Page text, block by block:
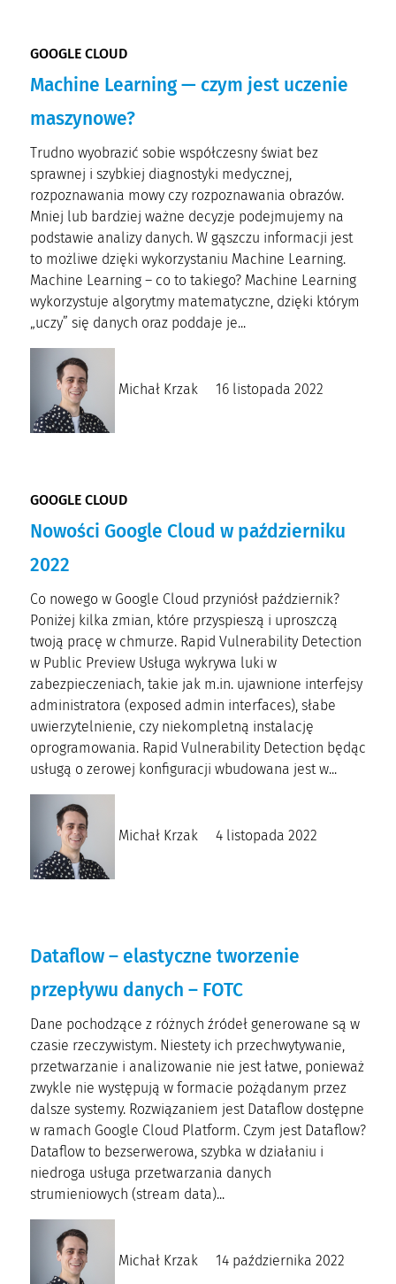
GOOGLE CLOUD
Machine Learning — czym jest uczenie
maszynowe?
Trudno wyobrazić sobie współczesny świat bez
sprawnej i szybkiej diagnostyki medycznej,
rozpoznawania mowy czy rozpoznawania obrazów.
Mniej lub bardziej ważne decyzje podejmujemy na
podstawie analizy danych. W gąszczu informacji jest
to możliwe dzięki wykorzystaniu Machine Learning.
Machine Learning – co to takiego? Machine Learning
wykorzystuje algorytmy matematyczne, dzięki którym
„uczy” się danych oraz poddaje je...
Michał Krzak 16 listopada 2022
GOOGLE CLOUD
Nowości Google Cloud w październiku
2022
Co nowego w Google Cloud przyniósł październik?
Poniżej kilka zmian, które przyspieszą i uproszczą
twoją pracę w chmurze. Rapid Vulnerability Detection
w Public Preview Usługa wykrywa luki w
zabezpieczeniach, takie jak m.in. ujawnione interfejsy
administratora (exposed admin interfaces), słabe
uwierzytelnienie, czy niekompletną instalację
oprogramowania. Rapid Vulnerability Detection będąc
usługą o zerowej konfiguracji wbudowana jest w...
Michał Krzak 4 listopada 2022
Dataflow – elastyczne tworzenie
przepływu danych – FOTC
Dane pochodzące z różnych źródeł generowane są w
czasie rzeczywistym. Niestety ich przechwytywanie,
przetwarzanie i analizowanie nie jest łatwe, ponieważ
zwykle nie występują w formacie pożądanym przez
dalsze systemy. Rozwiązaniem jest Dataflow dostępne
w ramach Google Cloud Platform. Czym jest Dataflow?
Dataflow to bezserwerowa, szybka w działaniu i
niedroga usługa przetwarzania danych
strumieniowych (stream data)...
Michał Krzak 14 października 2022